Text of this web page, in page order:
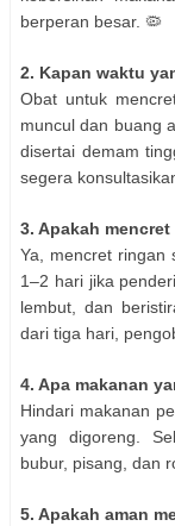
berperan besar. 🦠
2. Kapan waktu
Obat untuk
muncul dan buang
disertai demam
segera
3. Apakah
Ya, mencret ringan
1–2 hari jika
lembut, dan
dari tiga hari,
4. Apa makanan
Hindari makanan
yang digoreng.
bubur, pisang, dan
5. Apakah aman